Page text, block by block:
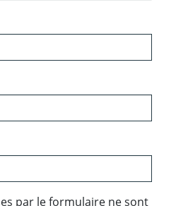
par le formulaire ne sont